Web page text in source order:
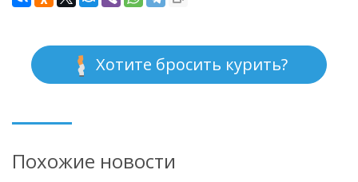
Хотите бросить курить?
Похожие новости